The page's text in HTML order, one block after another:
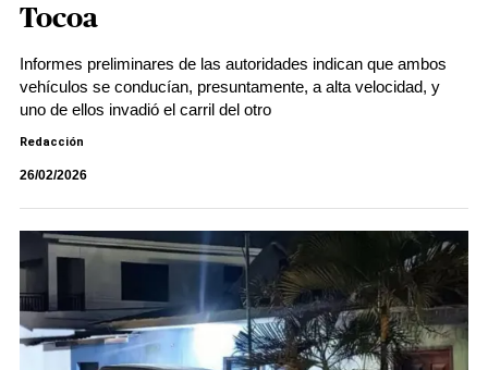
Tocoa
Informes preliminares de las autoridades indican que ambos
vehículos se conducían, presuntamente, a alta velocidad, y
uno de ellos invadió el carril del otro
Redacción
26/02/2026